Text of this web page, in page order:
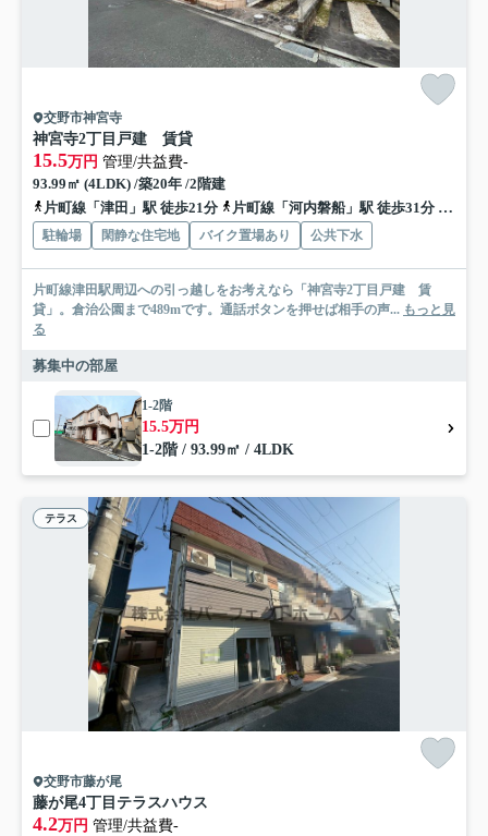
交野市神宮寺
神宮寺2丁目戸建 賃貸
15.5万円 管理/共益費-
93.99㎡ (4LDK) /築20年 /2階建
片町線「津田」駅 徒歩21分
片町線「河内磐船」駅 徒歩31分 京阪
駐輪場 閑静な住宅地 バイク置場あり 公共下水
片町線津田駅周辺への引っ越しをお考えなら「神宮寺2丁目戸建 賃
貸」。倉治公園まで489mです。通話ボタンを押せば相手の声... もっと見
る
募集中の部屋
1-2階
15.5万円
1-2階 / 93.99㎡ / 4LDK
テラス
交野市藤が尾
藤が尾4丁目テラスハウス
4.2万円 管理/共益費-